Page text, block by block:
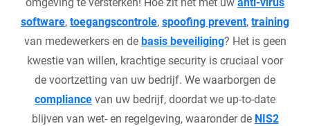
software, toegangscontrole, spoofing prevent, training
van medewerkers en de basis beveiliging? Het is geen
kwestie van willen, krachtige security is cruciaal voor
de voortzetting van uw bedrijf. We waarborgen de
compliance van uw bedrijf, doordat we up-to-date
blijven van wet- en regelgeving, waaronder de NIS2